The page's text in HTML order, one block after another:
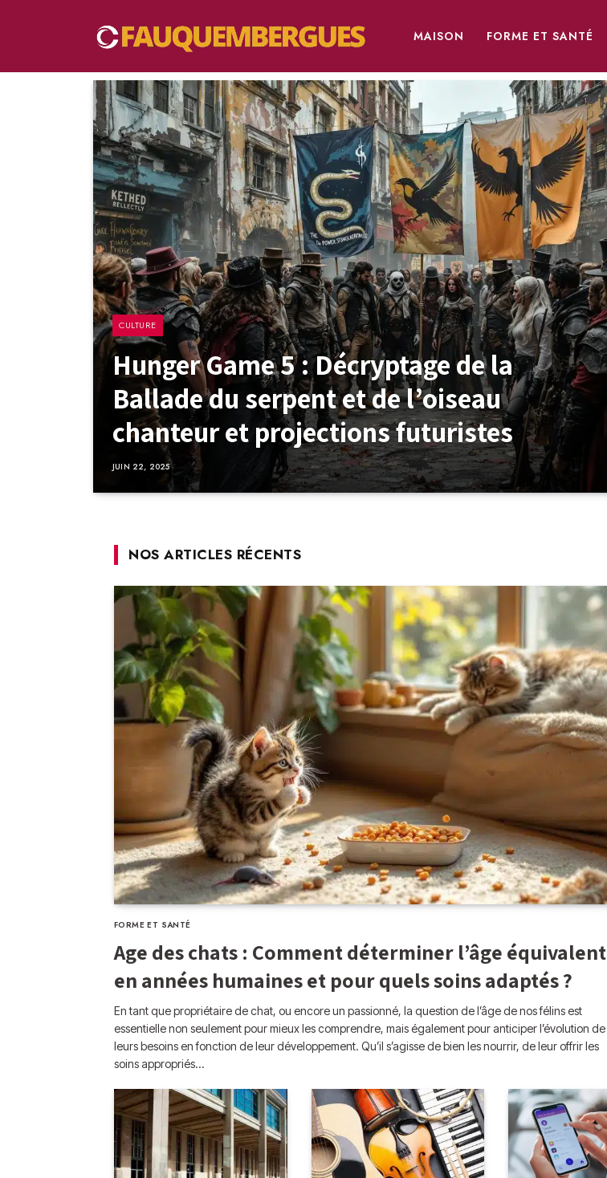
MAISON FORME ET SANTÉ
CULTURE
Hunger Game 5 : Décryptage de la
Ballade du serpent et de l’oiseau
chanteur et projections futuristes
JUIN 22, 2025
NOS ARTICLES RÉCENTS
FORME ET SANTÉ
Age des chats : Comment déterminer l’âge équivalent
en années humaines et pour quels soins adaptés ?
En tant que propriétaire de chat, ou encore un passionné, la question de l’âge de nos félins est
essentielle non seulement pour mieux les comprendre, mais également pour anticiper l’évolution de
leurs besoins en fonction de leur développement. Qu’il s’agisse de bien les nourrir, de leur offrir les
soins appropriés…